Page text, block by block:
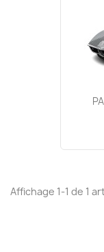
Affichage 1-1 de 1